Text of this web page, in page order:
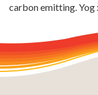
carbon emitting. Yog